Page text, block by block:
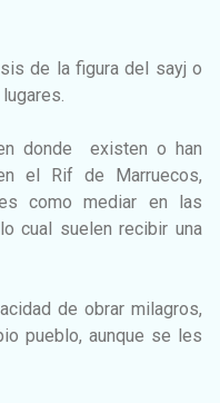
de la figura del sayj o
donde existen o han
el Rif de Marruecos,
como mediar en las
cual suelen recibir una
de obrar milagros,
pueblo, aunque se les